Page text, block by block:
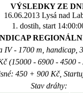
VÝSLEDKY ZE
16.06.2013 Lysá nad
1. dostih, start
IV - 1700 m, handicap,
(15000 - 6900 - 4500 -
450 + 900 Kč,
Stav dráhy: